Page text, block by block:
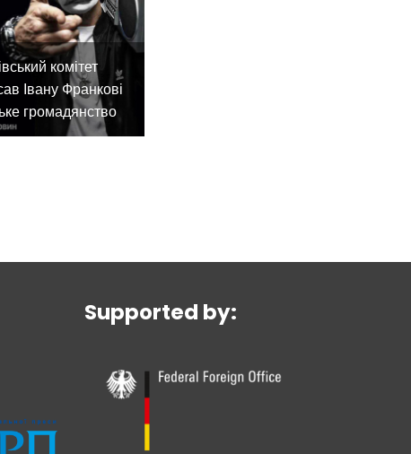
комітет
Івану Франкові
громадянство
Supported by: